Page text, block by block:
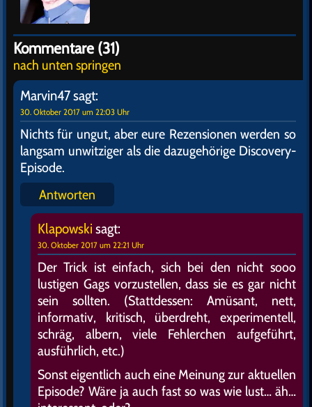
Kommentare (31)
nach unten springen
Marvin47sagt:
30. Oktober 2017 um 22:03 Uhr
Nichts für ungut, aber eure Rezensionen werden so
langsam unwitziger als die dazugehörige Discovery-
Episode.
Antworten
Klapowski sagt:
30. Oktober 2017 um 22:21 Uhr
Der Trick ist einfach, sich bei den nicht sooo
lustigen Gags vorzustellen, dass sie es gar nicht
sein sollten. (Stattdessen: Amüsant, nett,
informativ, kritisch, überdreht, experimentell,
schräg, albern, viele Fehlerchen aufgeführt,
ausführlich, etc.)
Sonst eigentlich auch eine Meinung zur aktuellen
Episode? Wäre ja auch fast so was wie lust… äh…